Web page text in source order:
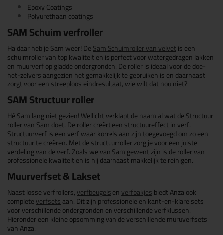
Epoxy Coatings
Polyurethaan coatings
SAM Schuim verfroller
Ha daar heb je Sam weer! DeSam Schuimroller van velvetis een
schuimroller van top kwaliteit en is perfect voor watergedragen lakken
en muurverf op gladde ondergronden. De roller is ideaal voor de doe-
het-zelvers aangezien het gemakkelijk te gebruiken is en daarnaast
zorgt voor een streeploos eindresultaat, wie wilt dat nou niet?
SAM Structuur roller
Hé Sam lang niet gezien! Wellicht verklapt de naam al wat de Structuur
roller van Sam doet. De roller creërt een structuureffect in verf.
Structuurverf is een verf waar korrels aan zijn toegevoegd om zo een
structuur te creëren. Met de structuurroller zorg je voor een juiste
verdeling van de verf. Zoals we van Sam gewent zijn is de roller van
professionele kwaliteit en is hij daarnaast makkelijk te reinigen.
Muurverfset & Lakset
Naast losse verfrollers,verfbeugelsenverfbakjesbiedt Anza ook
completeverfsetsaan. Dit zijn professionele en kant-en-klare sets
voor verschillende ondergronden en verschillende verfklussen.
Hieronder een kleine opsomming van de verschillende muruverfsets
van Anza.